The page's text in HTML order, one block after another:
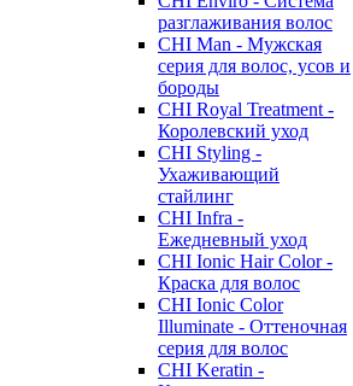
разглаживания волос
CHI Man - Мужская
серия для волос, усов и
бороды
CHI Royal Treatment -
Королевский уход
CHI Styling -
Ухаживающий
стайлинг
CHI Infra -
Ежедневный уход
CHI Ionic Hair Color -
Краска для волос
CHI Ionic Color
Illuminate - Оттеночная
серия для волос
CHI Keratin -